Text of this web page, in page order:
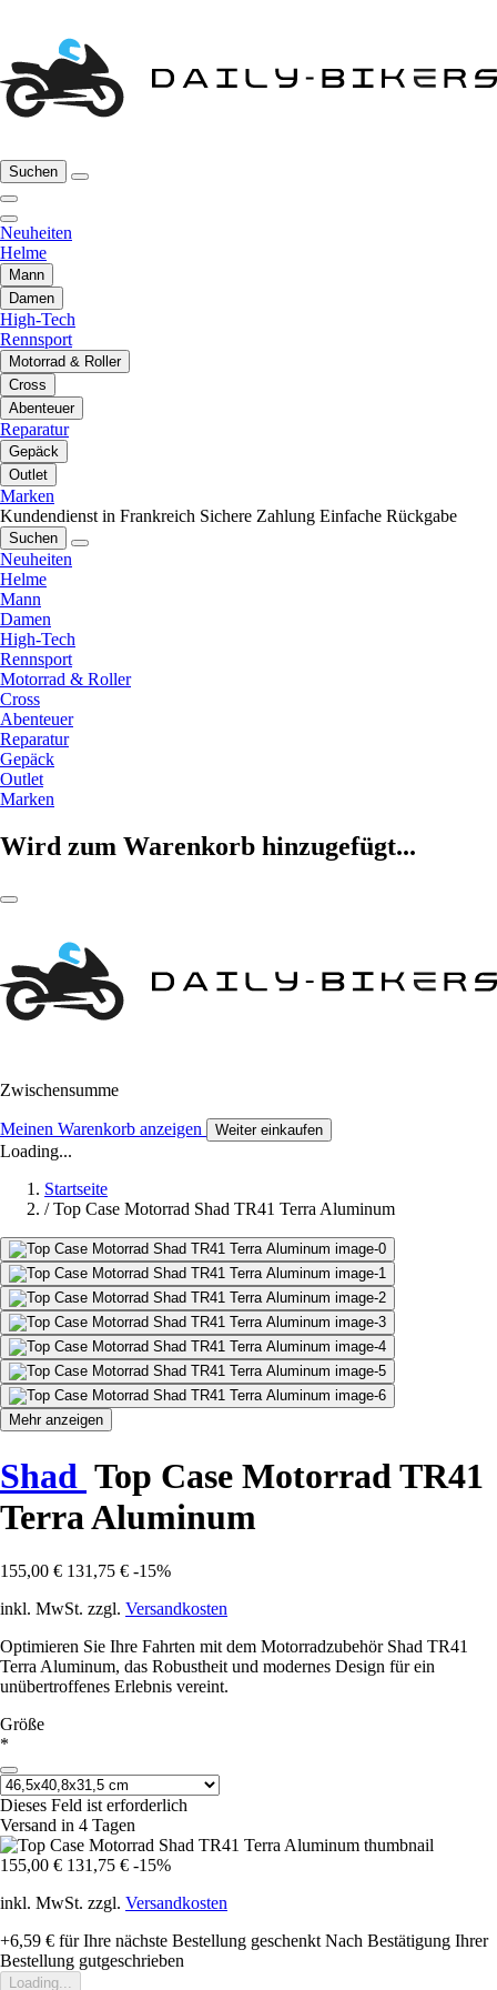
Suchen
Neuheiten
Helme
Mann
Damen
High-Tech
Rennsport
Motorrad & Roller
Cross
Abenteuer
Reparatur
Gepäck
Outlet
Marken
Kundendienst in Frankreich Sichere Zahlung Einfache Rückgabe
Suchen
Neuheiten
Helme
Mann
Damen
High-Tech
Rennsport
Motorrad & Roller
Cross
Abenteuer
Reparatur
Gepäck
Outlet
Marken
Wird zum Warenkorb hinzugefügt...
Zwischensumme
Meinen Warenkorb anzeigen Weiter einkaufen
Loading...
Startseite
/ Top Case Motorrad Shad TR41 Terra Aluminum
Mehr anzeigen
Shad Top Case Motorrad TR41
Terra Aluminum
155,00 € 131,75 € -15%
inkl. MwSt. zzgl. Versandkosten
Optimieren Sie Ihre Fahrten mit dem Motorradzubehör Shad TR41
Terra Aluminum, das Robustheit und modernes Design für ein
unübertroffenes Erlebnis vereint.
Größe
*
Dieses Feld ist erforderlich
Versand in 4 Tagen
155,00 € 131,75 € -15%
inkl. MwSt. zzgl. Versandkosten
+6,59 € für Ihre nächste Bestellung geschenkt Nach Bestätigung Ihrer
Bestellung gutgeschrieben
Loading...